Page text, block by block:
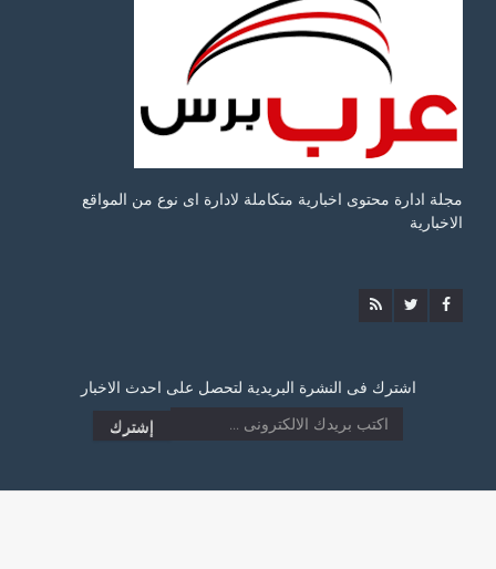
مجلة ادارة محتوى اخبارية متكاملة لادارة اى نوع من المواقع
الاخبارية
اشترك فى النشرة البريدية لتحصل على احدث الاخبار